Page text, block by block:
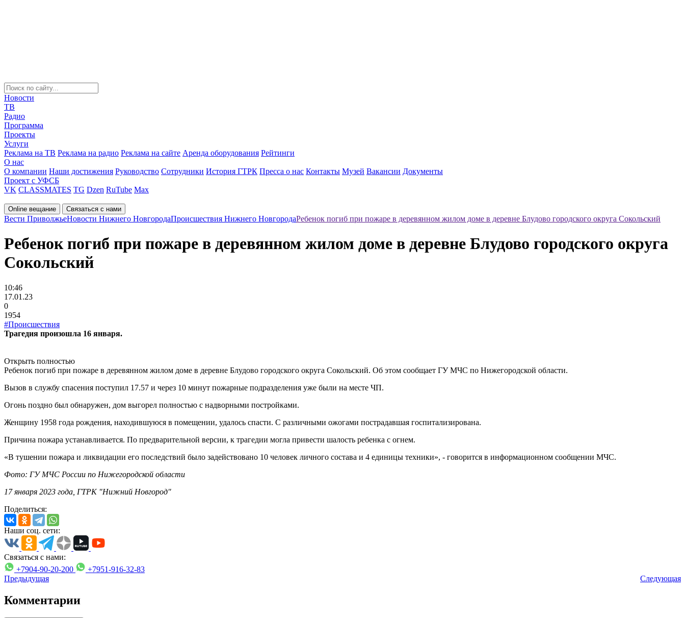
Новости
ТВ
Радио
Программа
Проекты
Услуги
Реклама на ТВ Реклама на радио Реклама на сайте Аренда оборудования Рейтинги
О нас
О компании Наши достижения Руководство Сотрудники История ГТРК Пресса о нас Контакты Музей Вакансии Документы
Проект с УФСБ
VK CLASSMATES TG Dzen RuTube Max
Online вещание Связаться с нами
Вести ПриволжьеНовости Нижнего НовгородаПроисшествия Нижнего НовгородаРебенок погиб при пожаре в деревянном жилом доме в деревне Блудово городского округа Сокольский
Ребенок погиб при пожаре в деревянном жилом доме в деревне Блудово городского округа
Сокольский
10:46
17.01.23
0
1954
#Происшествия
Трагедия произошла 16 января.
Открыть полностью
Ребенок погиб при пожаре в деревянном жилом доме в деревне Блудово городского округа Сокольский. Об этом сообщает ГУ МЧС по Нижегородской области.
Вызов в службу спасения поступил 17.57 и через 10 минут пожарные подразделения уже были на месте ЧП.
Огонь поздно был обнаружен, дом выгорел полностью с надворными постройками.
Женщину 1958 года рождения, находившуюся в помещении, удалось спасти. С различными ожогами пострадавшая госпитализирована.
Причина пожара устанавливается. По предварительной версии, к трагедии могла привести шалость ребенка с огнем.
«В тушении пожара и ликвидации его последствий было задействовано 10 человек личного состава и 4 единицы техники», - говорится в информационном сообщении МЧС.
Фото: ГУ МЧС России по Нижегородской области
17 января 2023 года, ГТРК "Нижний Новгород"
Поделиться:
Наши соц. сети:
Связаться с нами:
+7904-90-20-200
+7951-916-32-83
Предыдущая
Следующая
Комментарии